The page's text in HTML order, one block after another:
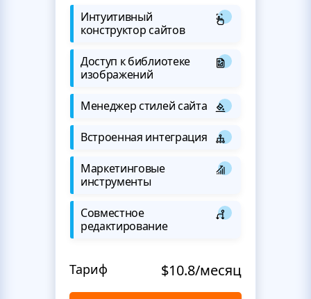
Интуитивный
конструктор сайтов
Доступ к библиотеке
изображений
Менеджер стилей сайта
Встроенная интеграция
Маркетинговые
инструменты
Совместное
редактирование
Тариф $10.8/месяц